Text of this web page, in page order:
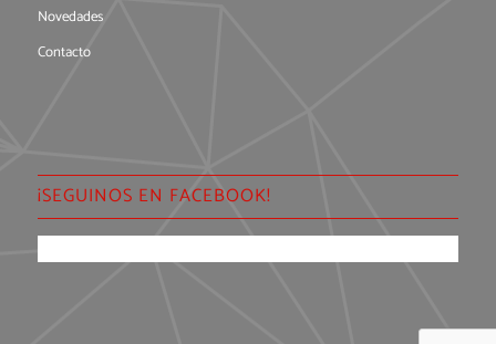
Novedades
Contacto
¡SEGUINOS EN FACEBOOK!